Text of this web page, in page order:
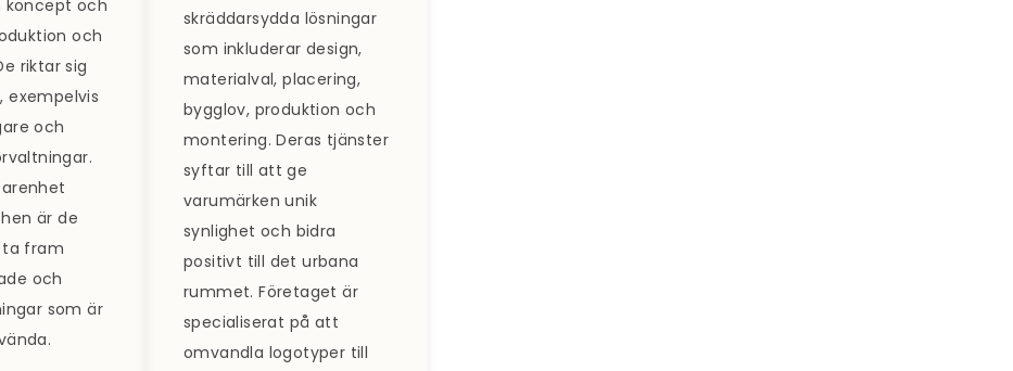
koncept och
och
riktar sig
och
är de
fram
och
som är
skräddarsydda lösningar
som inkluderar design,
materialval, placering,
bygglov, produktion och
montering. Deras tjänster
syftar till att ge
varumärken unik
synlighet och bidra
positivt till det urbana
rummet. Företaget är
specialiserat på att
omvandla logotyper till